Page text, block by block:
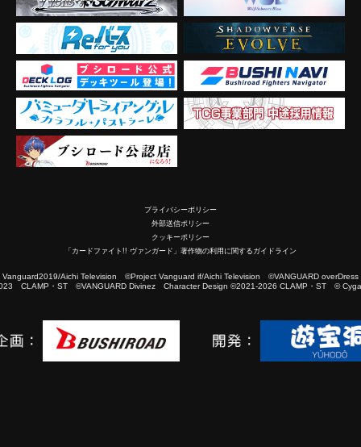
プライバシーポリシー
外部送信ポリシー
クッキーポリシー
「カードファイト!! ヴァンガード」著作物の利用に関するガイドライン
Aichi Television ©Project Vanguard if/Aichi Television ©VANGUARD
CLAMP・ST ©VANGUARD Divinez Character Design ©2021-2026 CLAMP・ST ©